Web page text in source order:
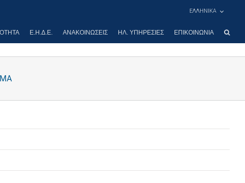
ΕΛΛΗΝΙΚΑ
Ε.Η.Δ.Ε. ΑΝΑΚΟΙΝΏΣΕΙΣ ΗΛ. ΥΠΗΡΕΣΊΕΣ ΕΠΙΚΟΙΝΩΝΊΑ